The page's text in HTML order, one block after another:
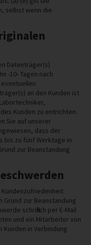
selbst wenn die
Datenträger(s)
-10- Tagen nach
an den Kunden ist
Kunden zu entrichten.
Sie auf unserer
dass der
bis zu fünf Werktage in
zur Beanstandung
Kundenzufriedenheit
zur Beanstandung
schriftlich per E-Mail
und ein Mitarbeiter von
in Verbindung